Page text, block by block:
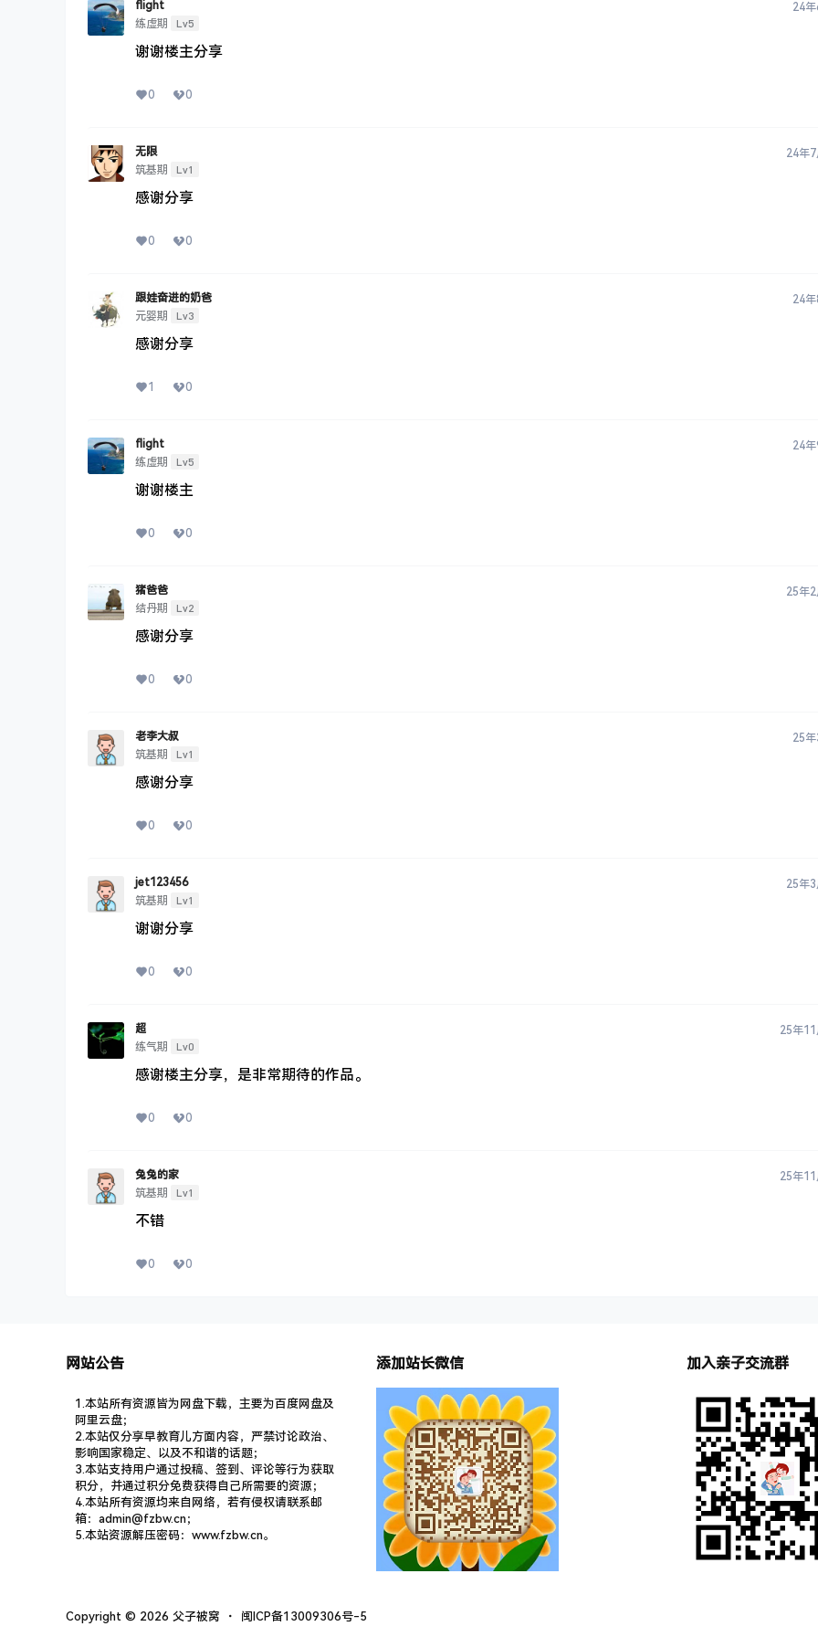
flight
练虚期
Lv5
24年
谢谢楼主分享
0 0
无限
筑基期
Lv1
24年7
感谢分享
0 0
跟娃奋进的奶爸
元婴期
Lv3
24年
感谢分享
1 0
flight
练虚期
Lv5
24年
谢谢楼主
0 0
猪爸爸
结丹期
Lv2
25年2
感谢分享
0 0
老李大叔
筑基期
Lv1
25年
感谢分享
0 0
jet123456
筑基期
Lv1
25年3
谢谢分享
0 0
超
练气期
Lv0
25年11
感谢楼主分享，是非常期待的作品。
0 0
兔兔的家
筑基期
Lv1
25年11
不错
0 0
网站公告
1.本站所有资源皆为网盘下载，主要为百度网盘及
阿里云盘；
2.本站仅分享早教育儿方面内容，严禁讨论政治、
影响国家稳定、以及不和谐的话题；
3.本站支持用户通过投稿、签到、评论等行为获取
积分，并通过积分免费获得自己所需要的资源；
4.本站所有资源均来自网络，若有侵权请联系邮
箱：admin@fzbw.cn；
5.本站资源解压密码：www.fzbw.cn。
添加站长微信 加入亲子交流群
Copyright © 2026 父子被窝 ・ 闽ICP备13009306号-5